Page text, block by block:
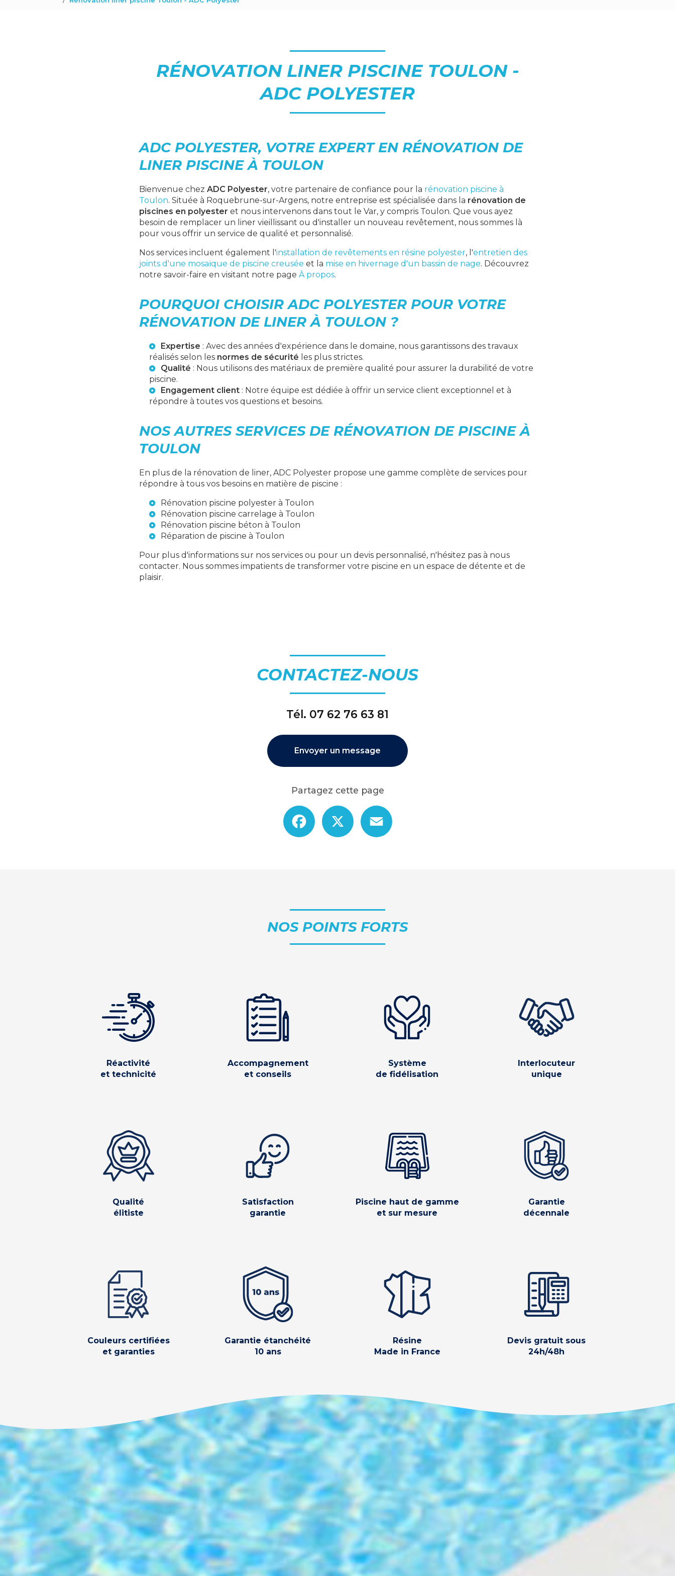
RÉNOVATION LINER PISCINE TOULON -
ADC POLYESTER
ADC POLYESTER, VOTRE EXPERT EN RÉNOVATION DE
LINER PISCINE À TOULON
Bienvenue chez ADC Polyester, votre partenaire de confiance pour la rénovation piscine à
Toulon. Située à Roquebrune-sur-Argens, notre entreprise est spécialisée dans la rénovation de
piscines en polyester et nous intervenons dans tout le Var, y compris Toulon. Que vous ayez
besoin de remplacer un liner vieillissant ou d'installer un nouveau revêtement, nous sommes là
pour vous offrir un service de qualité et personnalisé.
Nos services incluent également l'installation de revêtements en résine polyester, l'entretien des
joints d'une mosaïque de piscine creusée et la mise en hivernage d'un bassin de nage. Découvrez
notre savoir-faire en visitant notre page À propos.
POURQUOI CHOISIR ADC POLYESTER POUR VOTRE
RÉNOVATION DE LINER À TOULON ?
Expertise : Avec des années d'expérience dans le domaine, nous garantissons des travaux
réalisés selon les normes de sécurité les plus strictes.
Qualité : Nous utilisons des matériaux de première qualité pour assurer la durabilité de votre
piscine.
Engagement client : Notre équipe est dédiée à offrir un service client exceptionnel et à
répondre à toutes vos questions et besoins.
NOS AUTRES SERVICES DE RÉNOVATION DE PISCINE À
TOULON
En plus de la rénovation de liner, ADC Polyester propose une gamme complète de services pour
répondre à tous vos besoins en matière de piscine :
Rénovation piscine polyester à Toulon
Rénovation piscine carrelage à Toulon
Rénovation piscine béton à Toulon
Réparation de piscine à Toulon
Pour plus d'informations sur nos services ou pour un devis personnalisé, n'hésitez pas à nous
contacter. Nous sommes impatients de transformer votre piscine en un espace de détente et de
plaisir.
CONTACTEZ-NOUS
Tél. 07 62 76 63 81
Envoyer un message
Partagez cette page
Facebook
NOS POINTS FORTS
Réactivité
et technicité
Accompagnement
et conseils
Système
de fidélisation
Interlocuteur
unique
Qualité
élitiste
Satisfaction
garantie
Piscine haut de gamme
et sur mesure
Garantie
décennale
Couleurs certifiées
et garanties
Garantie étanchéité
10 ans
Résine
Made in France
Devis gratuit sous
24h/48h